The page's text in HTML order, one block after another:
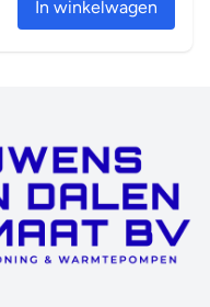
In winkelwagen